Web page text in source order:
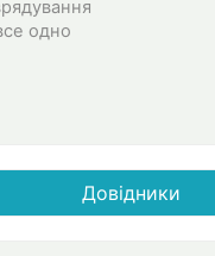
одно
Довідники